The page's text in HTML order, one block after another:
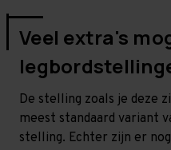
Veel extra's
De stelling zoals je deze
meest standaard variant
stelling. Echter zijn er